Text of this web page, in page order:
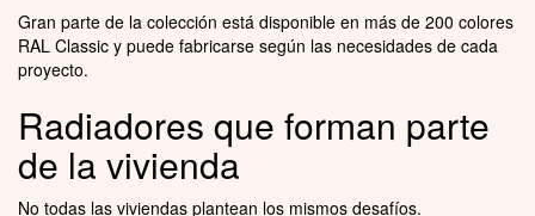
Gran parte de la colección está disponible en más de 200 colores
RAL Classic y puede fabricarse según las necesidades de cada
proyecto.
Radiadores que forman parte
de la vivienda
No todas las viviendas plantean los mismos desafíos.